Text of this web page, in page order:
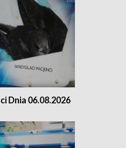
Dnia 06.08.2026